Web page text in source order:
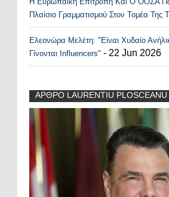
Πλαίσιο Γραμματισμού Στον Τομέα Της
Ελεονώρα Μελέτη: "Είναι Χυδαίο
Γίνονται Influencers" - 22 Jun 2026
ΑΡΘΡΟ LAURENTIU PLOSCEANU